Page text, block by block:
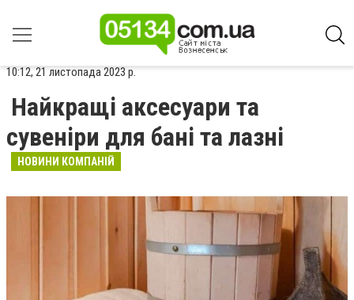
10:12, 21 листопада 2023 р.
Найкращі аксесуари та
сувеніри для бані та лазні
НОВИНИ КОМПАНІЙ